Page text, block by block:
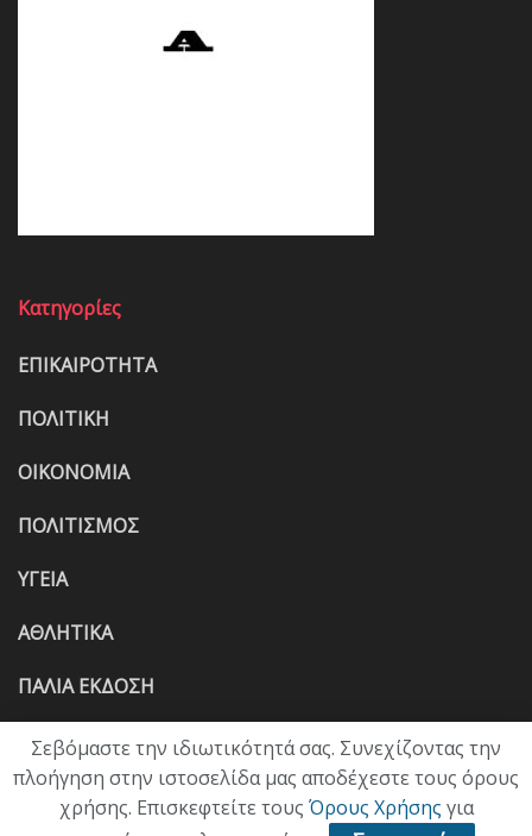
Κατηγορίες
ΕΠΙΚΑΙΡΟΤΗΤΑ
ΠΟΛΙΤΙΚΗ
ΟΙΚΟΝΟΜΙΑ
ΠΟΛΙΤΙΣΜΟΣ
ΥΓΕΙΑ
ΑΘΛΗΤΙΚΑ
ΠΑΛΙΑ ΕΚΔΟΣΗ
Σεβόμαστε την ιδιωτικότητά σας. Συνεχίζοντας την
πλοήγηση στην ιστοσελίδα μας αποδέχεστε τους όρους
χρήσης. Επισκεφτείτε τους Όρους Χρήσης για